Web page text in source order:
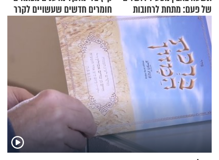
של פעם: מתחת לרחובות
ירושלים
חומרים חדשים שעשויים לקרר
בתים